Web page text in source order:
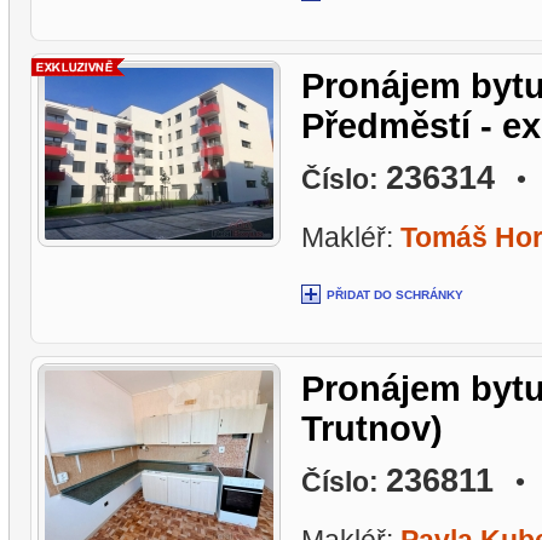
Pronájem
Předměstí -
Číslo: 236314 •
Makléř: Tomáš
PŘIDAT DO SCHRÁNKY
Pronájem
Trutnov)
Číslo: 236811 •